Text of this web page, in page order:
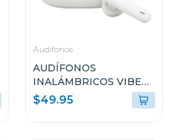
Audifonos
AUDÍFONOS
INALÁMBRICOS VIBE
FLEX 2 COLOR BLANCO
VFLEX2WHTA
$49.95